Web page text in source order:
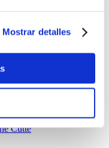
Mostrar detalles
Cutte